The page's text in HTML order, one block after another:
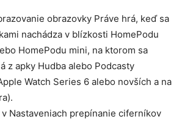
obrazovky Práve hrá, keď sa
nachádza v blízkosti HomePodu
HomePodu mini, na ktorom sa
z apky Hudba alebo Podcasty
Watch Series 6 alebo novších a na
Nastaveniach prepínanie ciferníkov